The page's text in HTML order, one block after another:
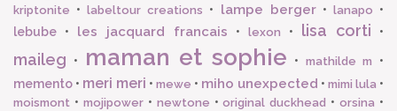
kriptonite •labeltour creations • lampe berger• lanapo •
lebube • les jacquard francais • lexon • lisa corti •
maileg • maman et sophie • mathilde m
•
memento • meri meri • mewe • miho unexpected • mimi lula •
moismont • mojipower• newtone •original duckhead •orsina •